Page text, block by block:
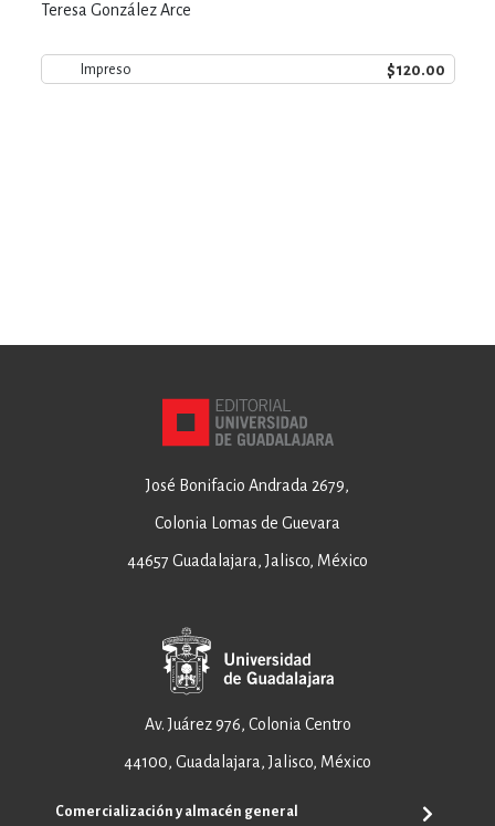
Teresa González Arce
Impreso $120.00
José Bonifacio Andrada 2679,
Colonia Lomas de Guevara
44657 Guadalajara, Jalisco, México
Av. Juárez 976, Colonia Centro
44100, Guadalajara, Jalisco, México
Comercialización y almacén general